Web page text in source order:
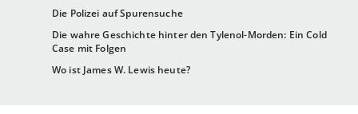
Die Polizei auf Spurensuche
Die wahre Geschichte hinter den Tylenol-Morden: Ein Cold
Case mit Folgen
Wo ist James W. Lewis heute?